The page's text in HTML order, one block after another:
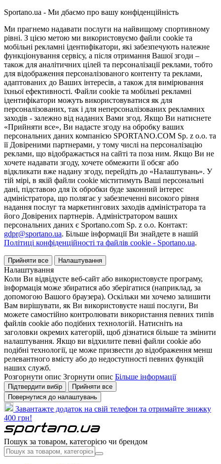
Sportano.ua - Ми дбаємо про вашу конфіденційність
Ми прагнемо надавати послуги на найвищому спортивному
рівні. З цією метою ми використовуємо файли cookie та
мобільні рекламні ідентифікатори, які забезпечують належне
функціонування сервісу, а після отримання Вашої згоди –
також для аналітичних цілей та персоналізації реклами, тобто
для відображення персоналізованого контенту та реклами,
адаптованих до Ваших інтересів, а також для вимірювання
їхньої ефективності. Файли cookie та мобільні рекламні
ідентифікатори можуть використовуватися як для
персоналізованих, так і для неперсоналізованих рекламних
заходів - залежно від наданих Вами згод. Якщо Ви натиснете
«Прийняти все», Ви надасте згоду на обробку ваших
персональних даних компанією SPORTANO.COM Sp. z o.o. та
її Довіреними партнерами, у тому числі на персоналізацію
реклами, що відображається на сайті та поза ним. Якщо Ви не
хочете надавати згоду, хочете обмежити її обсяг або
відкликати вже надану згоду, перейдіть до «Налаштувань». У
тій мірі, в якій файли cookie міститимуть Ваші персональні
дані, підставою для їх обробки буде законний інтерес
адміністратора, що полягає у забезпеченні високого рівня
надання послуг та маркетингових заходів адміністратора та
його Довірених партнерів. Адміністратором ваших
персональних даних є Sportano.com Sp. z o.o. Контакт:
gdpr@sportano.ua. Більше інформації Ви знайдете в нашій
Політиці конфіденційності та файлів cookie - Sportano.ua.
Прийняти все Налаштування
Налаштування
Коли Ви відвідуєте веб-сайт або використовуєте програму,
інформація може збиратися або зберігатися (наприклад, за
допомогою Вашого браузера). Оскільки ми хочемо залишити
Вам вирішувати, як Ви використовуєте наші послуги, Ви
можете самостійно контролювати використання певних типів
файлів cookie або подібних технологій. Натисніть на
заголовки окремих категорій, щоб дізнатися більше та змінити
налаштування. Якщо ви відхилите певні файли cookie або
подібні технології, це може призвести до відображення менш
релевантного вмісту або до недоступності певних функцій
наших служб.
Розгорнути опис Згорнути опис Більше інформації
Підтвердити вибір
Прийняти все
Повернутися до налаштувань
Завантажте додаток на свій телефон та отримайте знижку
400 грн!
Пошук за товаром, категорією чи брендом